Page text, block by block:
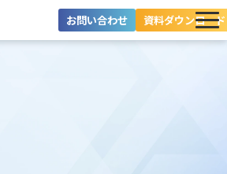
お問い合わせ 資料ダウンロード